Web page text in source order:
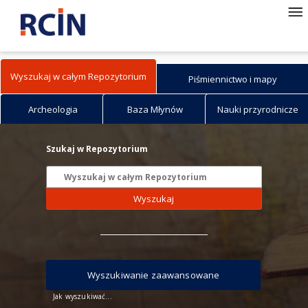
Wyszukaj w całym Repozytorium Piśmiennictwo i mapy
Archeologia Baza Młynów Nauki przyrodnicze
Szukaj w Repozytorium
Wyszukaj
Jak wyszukiwać...
Wyszukiwanie zaawansowane